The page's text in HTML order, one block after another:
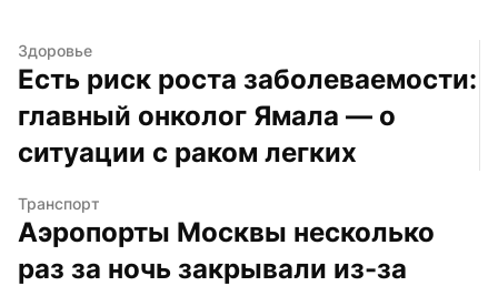
Здоровье
Есть риск роста заболеваемости:
главный онколог Ямала — о
ситуации с раком легких
Транспорт
Аэропорты Москвы несколько
раз за ночь закрывали из-за